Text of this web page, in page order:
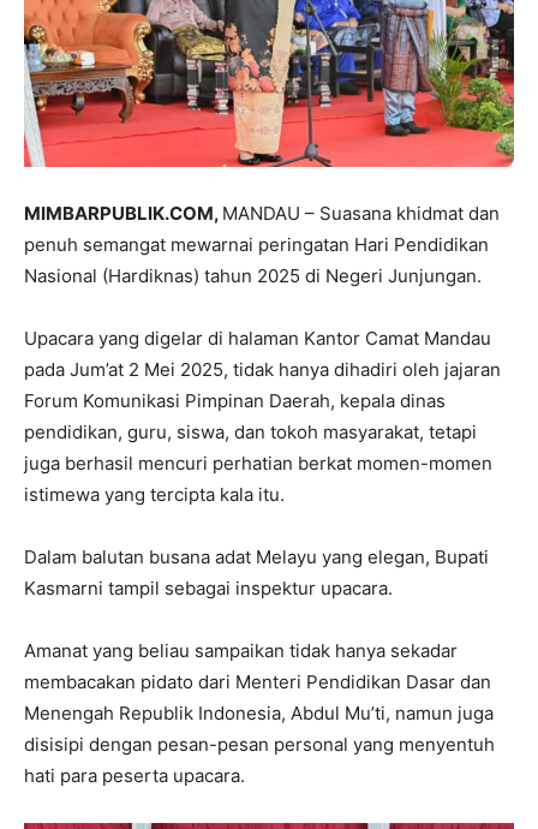
MIMBARPUBLIK.COM, MANDAU – Suasana khidmat dan
penuh semangat mewarnai peringatan Hari Pendidikan
Nasional (Hardiknas) tahun 2025 di Negeri Junjungan.
Upacara yang digelar di halaman Kantor Camat Mandau
pada Jum’at 2 Mei 2025, tidak hanya dihadiri oleh jajaran
Forum Komunikasi Pimpinan Daerah, kepala dinas
pendidikan, guru, siswa, dan tokoh masyarakat, tetapi
juga berhasil mencuri perhatian berkat momen-momen
istimewa yang tercipta kala itu.
Dalam balutan busana adat Melayu yang elegan, Bupati
Kasmarni tampil sebagai inspektur upacara.
Amanat yang beliau sampaikan tidak hanya sekadar
membacakan pidato dari Menteri Pendidikan Dasar dan
Menengah Republik Indonesia, Abdul Mu’ti, namun juga
disisipi dengan pesan-pesan personal yang menyentuh
hati para peserta upacara.